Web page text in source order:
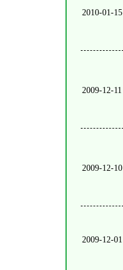
2010-01-15
2009-12-11
2009-12-10
2009-12-01